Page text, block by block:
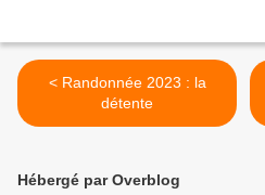
< Randonnée 2023 : la
détente
Hébergé par Overblog